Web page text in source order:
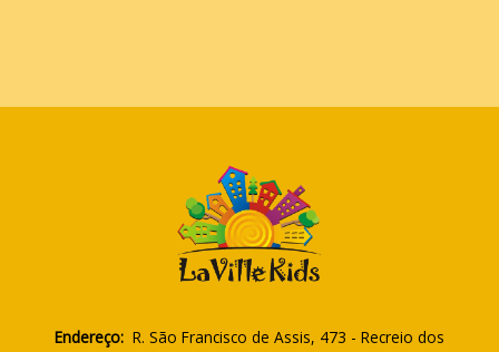
Endereço: R. São Francisco de Assis, 473 - Recreio dos